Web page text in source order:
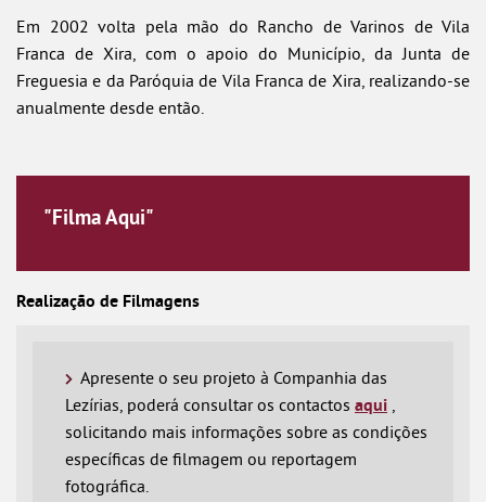
Em 2002 volta pela mão do Rancho de Varinos de Vila
Franca de Xira, com o apoio do Município, da Junta de
Freguesia e da Paróquia de Vila Franca de Xira, realizando-se
anualmente desde então.
"Filma Aqui"
Realização de Filmagens
Apresente o seu projeto à Companhia das
Lezírias, poderá consultar os contactos aqui ,
solicitando mais informações sobre as condições
específicas de filmagem ou reportagem
fotográfica.